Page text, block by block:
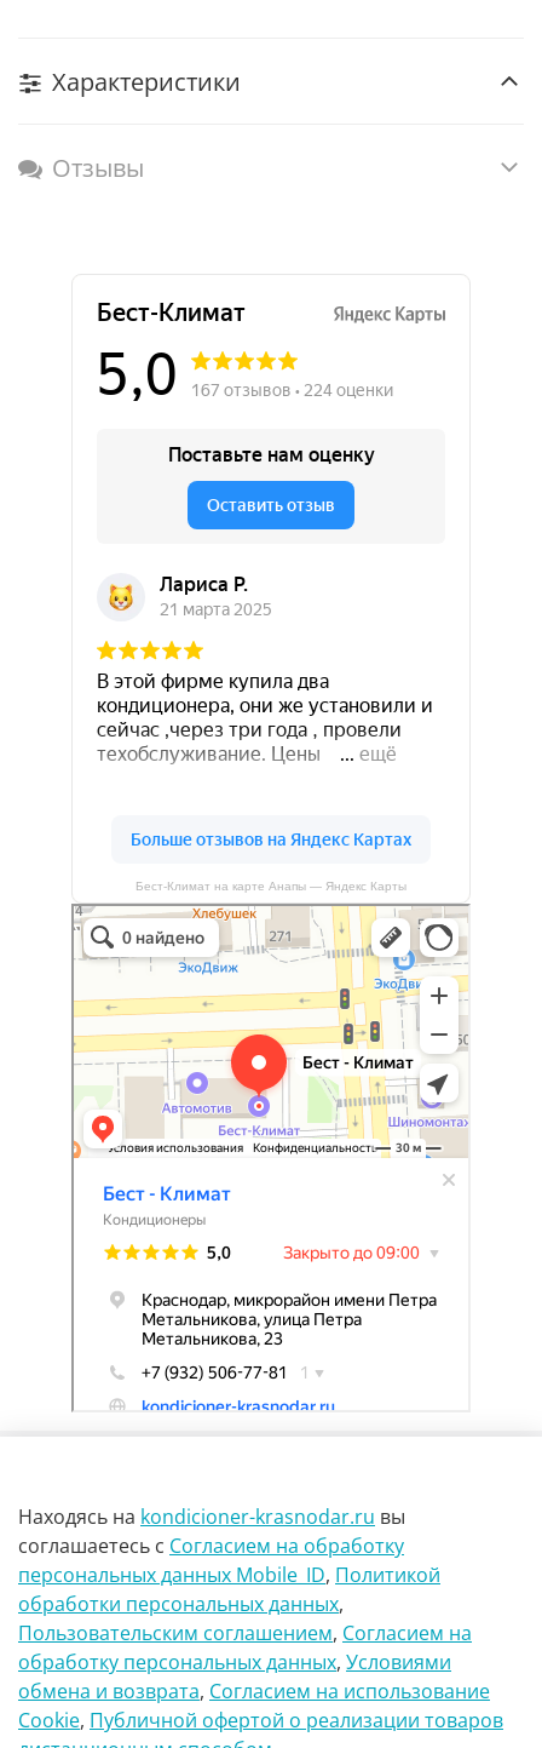
Характеристики
Отзывы
Бест-Климат на карте Анапы — Яндекс Карты
Бест-климат
Кондиционеры в Краснодаре
г Краснодар Ул Петра метальникова 23
8(900)29-888-66
info@kondicioner-krasnodar.ru
Находясь на kondicioner-krasnodar.ru вы
соглашаетесь с Согласием на обработку
персональных данных Mobile_ID, Политикой
обработки персональных данных,
Пользовательским соглашением, Согласием на
обработку персональных данных, Условиями
обмена и возврата, Согласием на использование
Сookie, Публичной офертой о реализации товаров